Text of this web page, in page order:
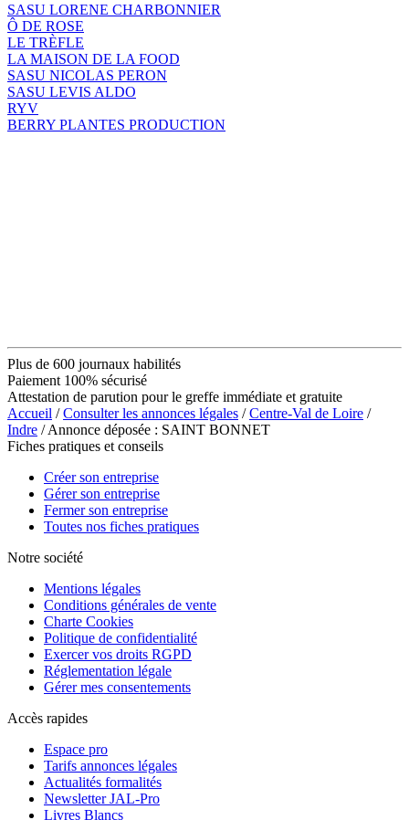
SASU LORENE CHARBONNIER
Ô DE ROSE
LE TRÈFLE
LA MAISON DE LA FOOD
SASU NICOLAS PERON
SASU LEVIS ALDO
RYV
BERRY PLANTES PRODUCTION
Plus de 600 journaux habilités
Paiement 100% sécurisé
Attestation de parution pour le greffe immédiate et gratuite
Accueil /Consulter les annonces légales /Centre-Val de Loire /
Indre / Annonce déposée : SAINT BONNET
Fiches pratiques et conseils
Créer son entreprise
Gérer son entreprise
Fermer son entreprise
Toutes nos fiches pratiques
Notre société
Mentions légales
Conditions générales de vente
Charte Cookies
Politique de confidentialité
Exercer vos droits RGPD
Réglementation légale
Gérer mes consentements
Accès rapides
Espace pro
Tarifs annonces légales
Actualités formalités
Newsletter JAL-Pro
Livres Blancs